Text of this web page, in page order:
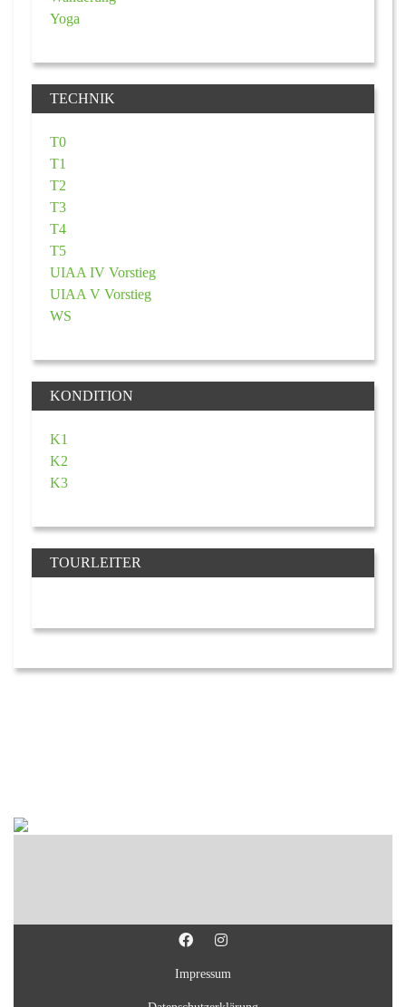
Yoga
TECHNIK
T0
T1
T2
T3
T4
T5
UIAA IV Vorstieg
UIAA V Vorstieg
WS
KONDITION
K1
K2
K3
TOURLEITER
Impressum